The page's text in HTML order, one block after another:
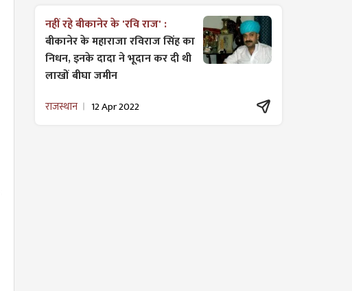
नहीं रहे बीकानेर के 'रवि राज' :
बीकानेर के महाराजा रविराज सिंह का
निधन, इनके दादा ने भूदान कर दी थी
लाखों बीघा जमीन
राजस्थान 12 Apr 2022